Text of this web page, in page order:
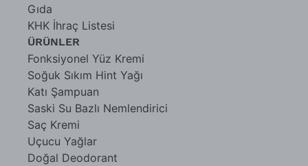
Gıda
KHK İhraç Listesi
ÜRÜNLER
Fonksiyonel Yüz Kremi
Soğuk Sıkım Hint Yağı
Katı Şampuan
Saski Su Bazlı Nemlendirici
Saç Kremi
Uçucu Yağlar
Doğal Deodorant